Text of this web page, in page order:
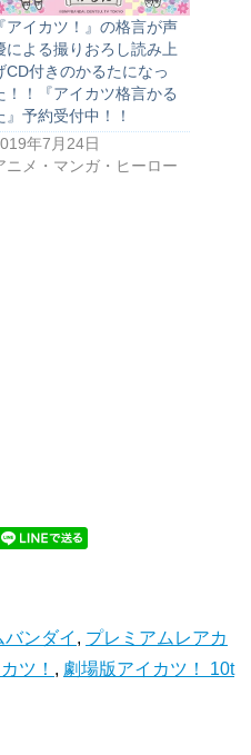
『アイカツ！』の格言が声
による撮りおろし読み上
CD付きのかるたになっ
！！『アイカツ格言かる
』予約受付中！！
年7月24日
ニメ・マンガ・ヒーロー
ンダイ , プレミアムレアカ
ツ！ , 劇場版アイカツ！ 10t